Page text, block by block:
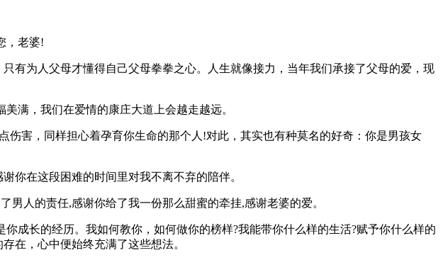
，老婆!
有为人父母才懂得自己父母拳拳之心。人生就像接力，当年我们承接了父母的爱，现
满，我们在爱情的康庄大道上会越走越远。
害，同样担心着孕育你生命的那个人!对此，其实也有种莫名的好奇：你是男孩女
你在这段困难的时间里对我不离不弃的陪伴。
人的责任,感谢你给了我一份那么甜蜜的牵挂,感谢老婆的爱。
成长的经历。我如何教你，如何做你的榜样?我能带你什么样的生活?赋予你什么样的
在，心中便始终充满了这些想法。